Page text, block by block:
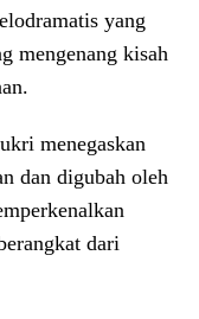
yang
mengenang kisah
menegaskan
dan digubah oleh
dari